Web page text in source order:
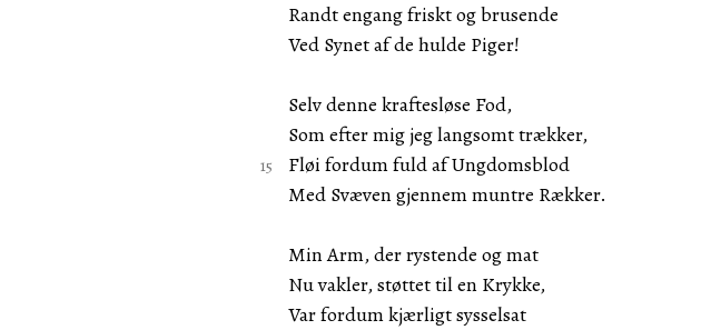
Randt engang friskt og brusende
Ved Synet af de hulde Piger!
Selv denne kraftesløse Fod,
Som efter mig jeg langsomt trækker,
Fløi fordum fuld af Ungdomsblod
Med Svæven gjennem muntre Rækker.
Min Arm, der rystende og mat
Nu vakler, støttet til en Krykke,
Var fordum kjærligt sysselsat